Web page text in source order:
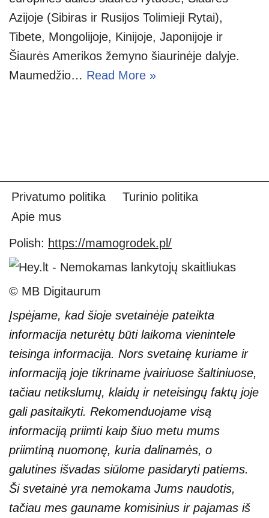
Azijoje (Sibiras ir Rusijos Tolimieji Rytai),
Tibete, Mongolijoje, Kinijoje, Japonijoje ir
Šiaurės Amerikos žemyno šiaurinėje dalyje.
Maumedžio… Read More »
Privatumo politika
Turinio politika
Apie mus
Polish: https://mamogrodek.pl/
© MB Digitaurum
Įspėjame, kad šioje svetainėje pateikta
informacija neturėtų būti laikoma vienintele
teisinga informacija. Nors svetainę kuriame ir
informaciją joje tikriname įvairiuose šaltiniuose,
tačiau netikslumų, klaidų ir neteisingų faktų joje
gali pasitaikyti. Rekomenduojame visą
informaciją priimti kaip šiuo metu mums
priimtiną nuomonę, kuria dalinamės, o
galutines išvadas siūlome pasidaryti patiems.
Ši svetainė yra nemokama Jums naudotis,
tačiau mes gauname komisinius ir pajamas iš